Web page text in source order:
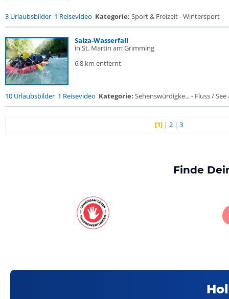
3 Urlaubsbilder 1 Reisevideo Kategorie: Sport & Freizeit - Wintersport
Salza-Wasserfall
in St. Martin am Grimming
6,8 km entfernt
10 Urlaubsbilder 1 Reisevideo Kategorie: Sehenswürdigke... - Fluss / See
[1] |2 |3
Finde